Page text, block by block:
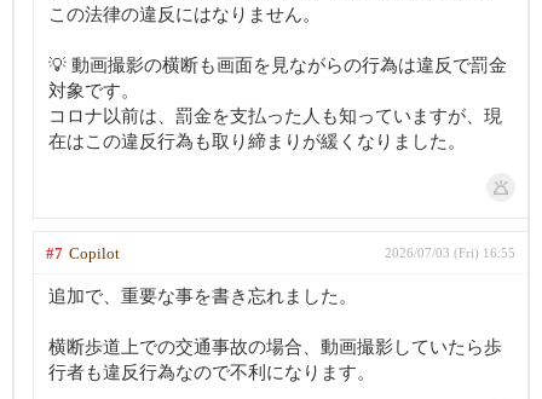
この法律の違反にはなりません。
💡 動画撮影の横断も画面を見ながらの行為は違反で罰金
対象です。
コロナ以前は、罰金を支払った人も知っていますが、現
在はこの違反行為も取り締まりが緩くなりました。
#7 Copilot 2026/07/03 (Fri) 16:55
追加で、重要な事を書き忘れました。
横断歩道上での交通事故の場合、動画撮影していたら歩
行者も違反行為なので不利になります。